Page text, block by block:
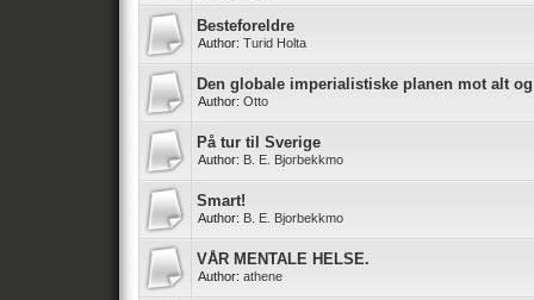
Besteforeldre
Author: Turid Holta
Den globale imperialistiske planen mot alt
Author: Otto
På tur til Sverige
Author: B. E. Bjorbekkmo
Smart!
Author: B. E. Bjorbekkmo
VÅR MENTALE HELSE.
Author: athene